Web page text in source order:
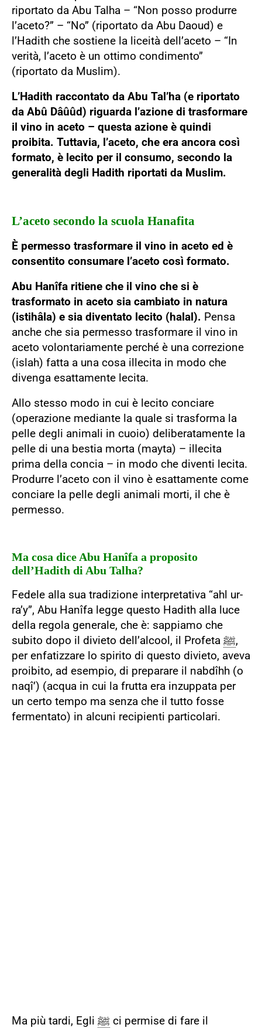
riportato da Abu Talha – “Non posso produrre
l’aceto?” – “No” (riportato da Abu Daoud) e
l’Hadith che sostiene la liceità dell’aceto – “In
verità, l’aceto è un ottimo condimento”
(riportato da Muslim).
L’Hadith raccontato da Abu Tal’ha (e riportato
da Abû Dâûûd) riguarda l’azione di trasformare
il vino in aceto – questa azione è quindi
proibita. Tuttavia, l’aceto, che era ancora così
formato, è lecito per il consumo, secondo la
generalità degli Hadith riportati da Muslim.
L’aceto secondo la scuola Hanafita
È permesso trasformare il vino in aceto ed è
consentito consumare l’aceto così formato.
Abu Hanîfa ritiene che il vino che si è
trasformato in aceto sia cambiato in natura
(istihâla) e sia diventato lecito (halal). Pensa
anche che sia permesso trasformare il vino in
aceto volontariamente perché è una correzione
(islah) fatta a una cosa illecita in modo che
divenga esattamente lecita.
Allo stesso modo in cui è lecito conciare
(operazione mediante la quale si trasforma la
pelle degli animali in cuoio) deliberatamente la
pelle di una bestia morta (mayta) – illecita
prima della concia – in modo che diventi lecita.
Produrre l’aceto con il vino è esattamente come
conciare la pelle degli animali morti, il che è
permesso.
Ma cosa dice Abu Hanîfa a proposito
dell’Hadith di Abu Talha?
Fedele alla sua tradizione interpretativa “ahl ur-
ra’y”, Abu Hanîfa legge questo Hadith alla luce
della regola generale, che è: sappiamo che
subito dopo il divieto dell’alcool, il Profeta ﷺ,
per enfatizzare lo spirito di questo divieto, aveva
proibito, ad esempio, di preparare il nabdîhh (o
naqî’) (acqua in cui la frutta era inzuppata per
un certo tempo ma senza che il tutto fosse
fermentato) in alcuni recipienti particolari.
Ma più tardi, Egli ﷺ ci permise di fare il